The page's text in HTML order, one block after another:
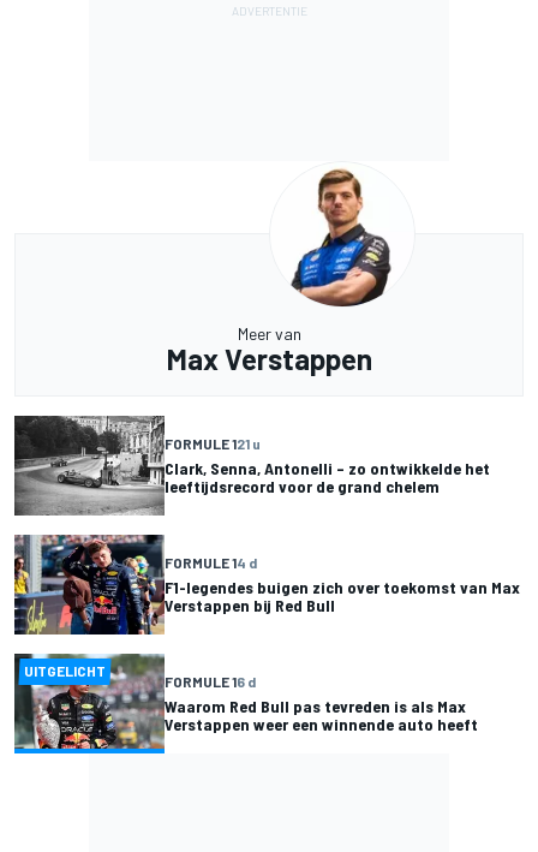
Meer van
Max Verstappen
FORMULE 121 u
Clark, Senna, Antonelli – zo ontwikkelde het
leeftijdsrecord voor de grand chelem
FORMULE 14 d
F1-legendes buigen zich over toekomst van Max
Verstappen bij Red Bull
UITGELICHT
FORMULE 16 d
Waarom Red Bull pas tevreden is als Max
Verstappen weer een winnende auto heeft